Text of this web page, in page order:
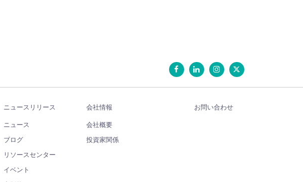
ニュースリリース
ニュース
ブログ
リソースセンター
イベント
会社情報
会社概要
投資家関係
お問い合わせ